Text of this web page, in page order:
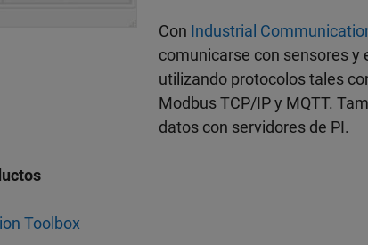
Con Industrial
comunicarse con sensores y
utilizando protocolos tales
Modbus TCP/IP y MQTT.
datos con servidores de PI.
Toolbox